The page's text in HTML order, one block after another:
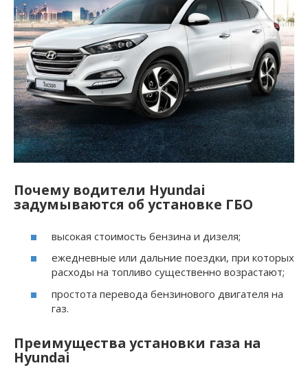
Почему водители Hyundai
задумываются об установке ГБО
высокая стоимость бензина и дизеля;
ежедневные или дальние поездки, при которых
расходы на топливо существенно возрастают;
простота перевода бензинового двигателя на
газ.
Преимущества установки газа на
Hyundai